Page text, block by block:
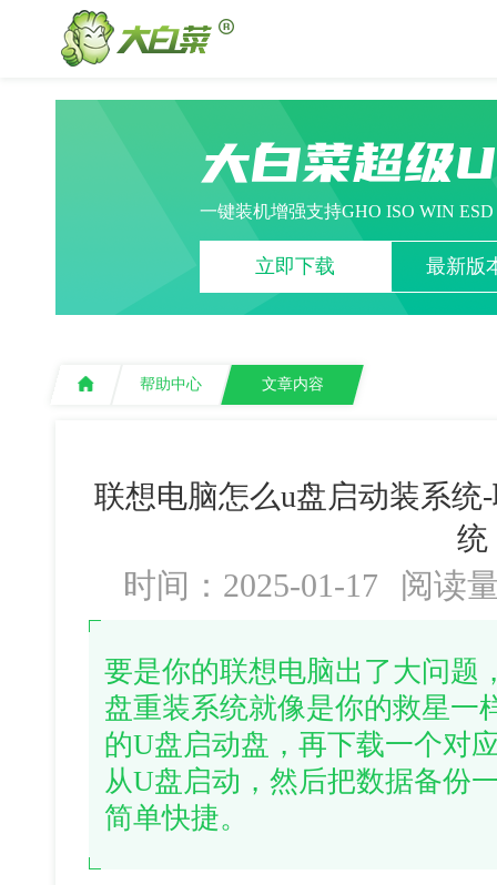
大白菜超级
一键装机增强支持GHO ISO WIN
立即下载 最新版
帮助中心 文章内容
联想电脑怎么u盘启动装系
统
时间：2025-01-17 阅读
要是你的联想电脑出了大问题
盘重装系统就像是你的救星一
的U盘启动盘，再下载一个对
从U盘启动，然后把数据备份
简单快捷。